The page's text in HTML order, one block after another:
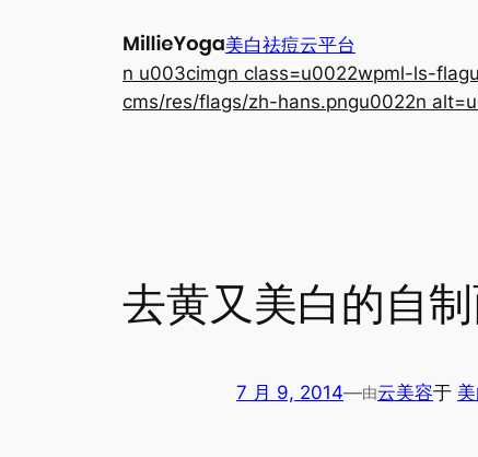
美白祛痘云平台
n u003cimgn class=u0022wpml-ls-
cms/res/flags/zh-hans.pngu0022n
去黄又美白的自
7 月 9, 2014—由云美容于